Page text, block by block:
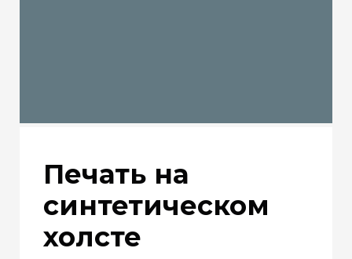
Печать на
синтетическом
холсте